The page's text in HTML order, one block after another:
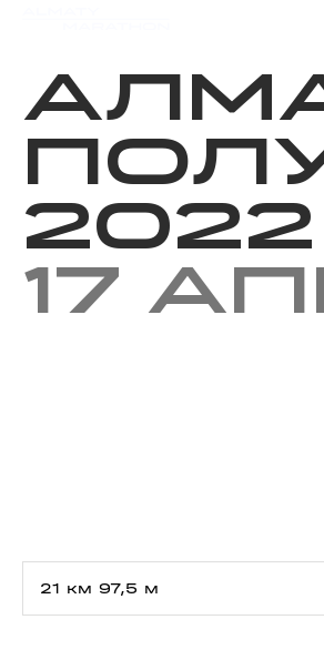
2022
17